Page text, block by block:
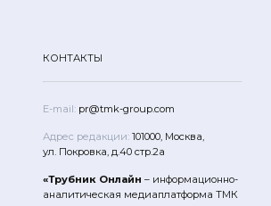
КОНТАКТЫ
E-mail: pr@tmk-group.com
Адрес редакции: 101000, Москва,
ул. Покровка, д.40 стр.2а
«Трубник Онлайн – информационно-
аналитическая медиаплатформа ТМК